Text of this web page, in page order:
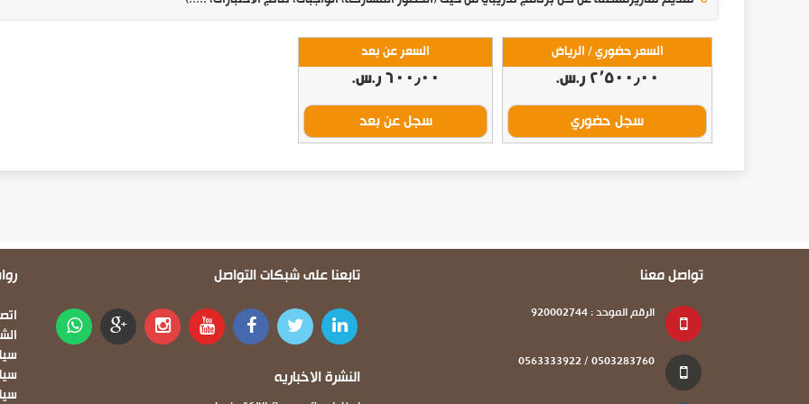
السعر حضوري / الرياض
٢٬٥٠٠٫٠٠ ر.س.‏
سجل حضوري
السعر عن بعد
٦٠٠٫٠٠ ر.س.‏
سجل عن بعد
تواصل معنا
الرقم الموحد : 920002744
0503283760 / 0563333922
تابعنا على شبكات التواصل
النشرة الاخباريه